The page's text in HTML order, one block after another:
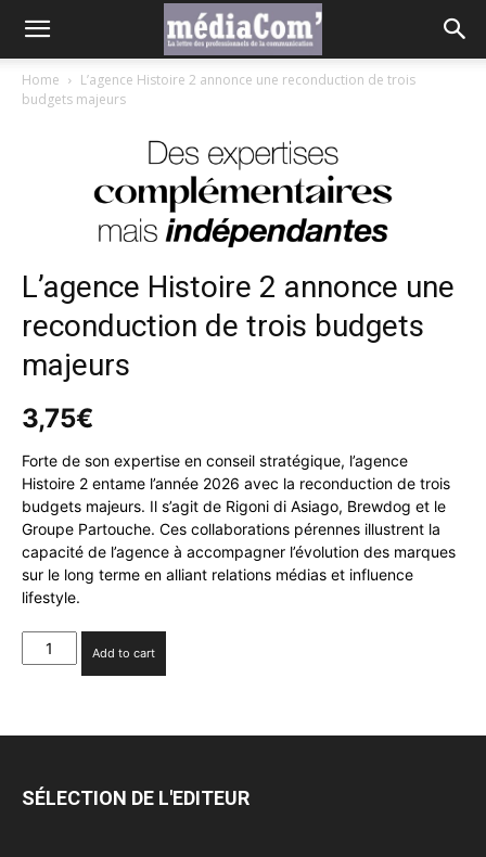
Home
L’agence Histoire 2 annonce une reconduction de trois
budgets majeurs
L’agence Histoire 2 annonce une
reconduction de trois budgets
majeurs
3,75€
Forte de son expertise en conseil stratégique, l’agence
Histoire 2 entame l’année 2026 avec la reconduction de trois
budgets majeurs. Il s’agit de Rigoni di Asiago, Brewdog et le
Groupe Partouche. Ces collaborations pérennes illustrent la
capacité de l’agence à accompagner l’évolution des marques
sur le long terme en alliant relations médias et influence
lifestyle.
L’agence
Histoire
une
trois
Add to cart
SÉLECTION DE L'EDITEUR